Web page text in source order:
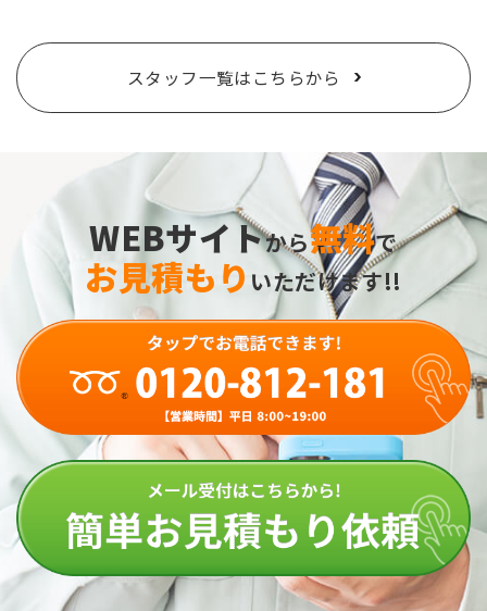
スタッフ一覧はこちらから
WEBサイトから無料で
お見積もり いただけます!!